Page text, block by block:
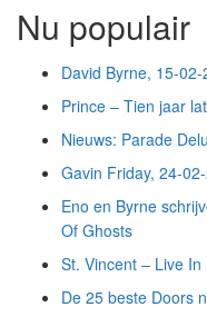
Nu populair
David Byrne, 15-02-
Prince – Tien jaar
Nieuws: Parade
Gavin Friday, 24-
Eno en Byrne
Of Ghosts
St. Vincent – Live In
De 25 beste Doors